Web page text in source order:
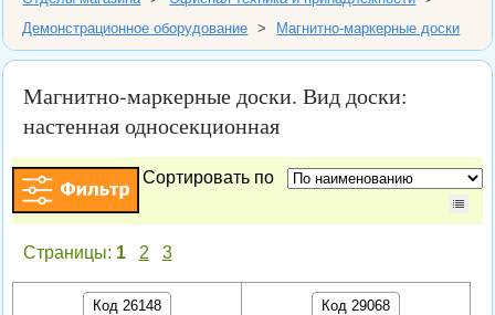
Демонстрационное оборудование
> Магнитно-маркерные доски
Магнитно-маркерные доски. Вид доски:
настенная односекционная
Сортировать по
Страницы: 1 2 3
Код 26148 Код 29068